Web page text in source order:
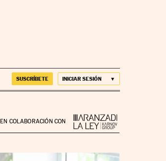
SUSCRÍBETE INICIAR SESIÓN
EN COLABORACIÓN CON